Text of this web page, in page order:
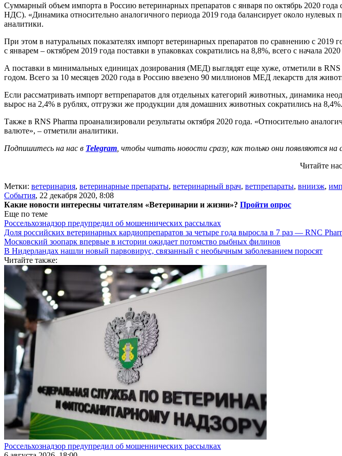
Суммарный объем импорта в Россию ветеринарных препаратов с января по октябрь 2020
НДС). «Динамика относительно аналогичного периода 2019 года балансирует около нулевых
аналитики.
При этом в натуральных показателях импорт ветеринарных препаратов по сравнению с
с январем – октябрем 2019 года поставки в упаковках сократились на 8,8%, всего с начала
А поставки в минимальных единицах дозирования (МЕД) выглядят еще хуже, отметили в
годом. Всего за 10 месяцев 2020 года в Россию ввезено 90 миллионов МЕД лекарств для
Если рассматривать импорт ветпрепаратов для отдельных категорий животных, динамика
вырос на 2,4% в рублях, отгрузки же продукции для домашних животных сократились на 8,4%.
Также в RNS Pharma проанализировали результаты октября 2020 года. «Относительно
валюте», – отметили аналитики.
Подпишитесь на нас в Telegram , чтобы читать новости сразу, как только они появляются на
Читайте
Метки: ветеринария, ветеринарные препараты, ветеринарный врач, ветпрепараты, вниизж,
События, 22 декабря 2020, 8:08
Какие новости интересны читателям «Ветеринарии и жизни»? Пройти опрос
Еще по теме
Россельхознадзор предупредил об мошеннических рассылках
Доля российских ветеринарных кардиопрепаратов за четыре года выросла в 7 раз — RNC
Московский зоопарк впервые в истории ожидает потомство рыбных филинов
В Нидерландах нашли новый парвовирус, связанный с необычным заболеванием поросят
Читайте также:
Россельхознадзор предупредил об мошеннических рассылках